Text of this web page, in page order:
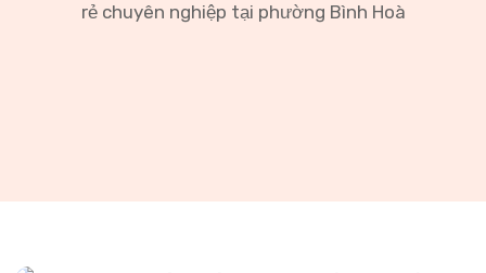
rẻ chuyên nghiệp tại phường Bình Hoà